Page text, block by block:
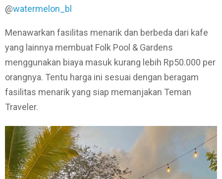
@watermelon_bl
Menawarkan fasilitas menarik dan berbeda dari kafe
yang lainnya membuat Folk Pool & Gardens
menggunakan biaya masuk kurang lebih Rp50.000 per
orangnya. Tentu harga ini sesuai dengan beragam
fasilitas menarik yang siap memanjakan Teman
Traveler.